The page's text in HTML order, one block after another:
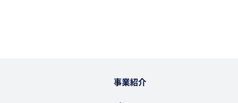
事業紹介